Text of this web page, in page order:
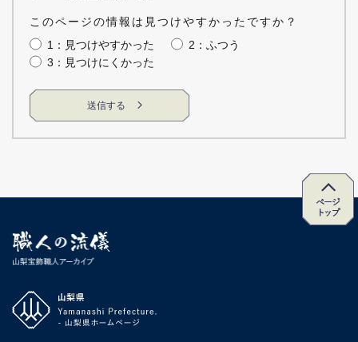
このページの情報は見つけやすかったですか？
1：見つけやすかった
2：ふつう
3：見つけにくかった
職人の流儀 山梨宝飾職人ア
ーカイブ
山梨県 Yamanashi Prefecture
山梨県ホームページ